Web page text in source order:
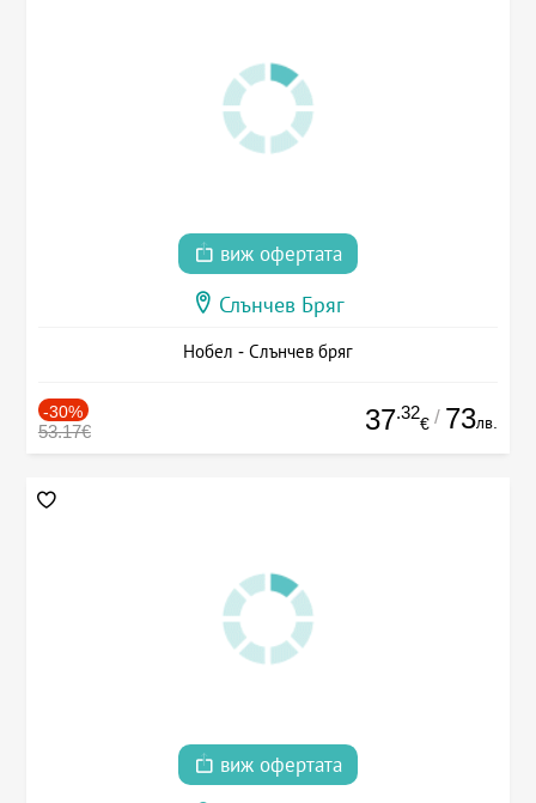
виж офертата
Слънчев Бряг
Нобел - Слънчев бряг
-30%
53.17€ 37.32
€ / 73лв.
виж офертата